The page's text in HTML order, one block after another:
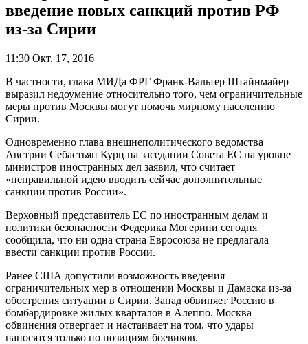
введение новых санкций против РФ
из-за Сирии
11:30 Окт. 17, 2016
В частности, глава МИДа ФРГ Франк-Вальтер Штайнмайер
выразил недоумение относительно того, чем ограничительные
меры против Москвы могут помочь мирному населению
Сирии.
Одновременно глава внешнеполитического ведомства
Австрии Себастьян Курц на заседании Совета ЕС на уровне
министров иностранных дел заявил, что считает
«неправильной идею вводить сейчас дополнительные
санкции против России».
Верховный представитель ЕС по иностранным делам и
политики безопасности Федерика Могерини сегодня
сообщила, что ни одна страна Евросоюза не предлагала
ввести санкции против России.
Ранее США допустили возможность введения
ограничительных мер в отношении Москвы и Дамаска из-за
обострения ситуации в Сирии. Запад обвиняет Россию в
бомбардировке жилых кварталов в Алеппо. Москва
обвинения отвергает и настаивает на том, что удары
наносятся только по позициям боевиков.